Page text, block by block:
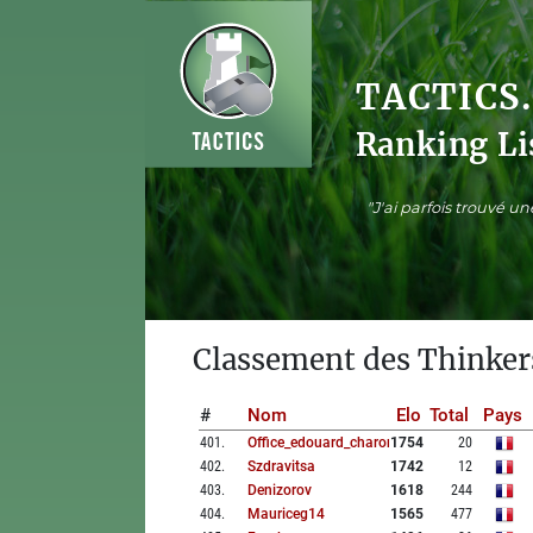
Ranking
"J'ai parfois trouvé
Classement des
# Nom Elo Total Pays
401 . Office_edouard_charon1754
20
402. Szdravitsa 1742
12
403. Denizorov 1618
244
404. Mauriceg14 1565
477